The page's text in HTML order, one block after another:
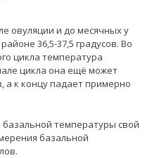
овуляции и до месячных у
36,5-37,5 градусов. Во
цикла температура
цикла она ещё может
а к концу падает примерно
температуры свой
базальной